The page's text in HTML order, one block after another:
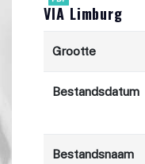
VIA Limburg
Grootte
Bestandsdatum
Bestandsnaam